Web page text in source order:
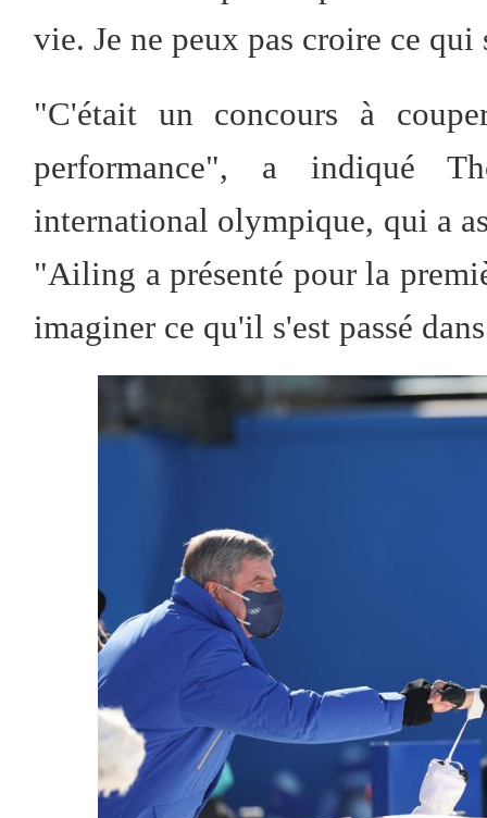
vie. Je ne peux pas croire ce qui
"C'était un concours à
performance", a indiqué
international olympique, qui a
"Ailing a présenté pour la
imaginer ce qu'il s'est passé